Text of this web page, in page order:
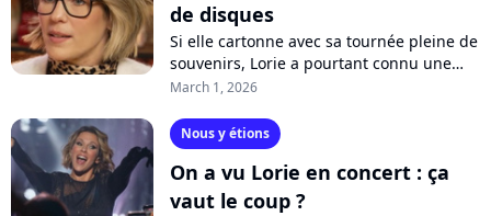
de disques
Si elle cartonne avec sa tournée pleine de
souvenirs, Lorie a pourtant connu une
période sombre à la fin des années 2000.
March 1, 2026
Nous y étions
On a vu Lorie en concert : ça
vaut le coup ?